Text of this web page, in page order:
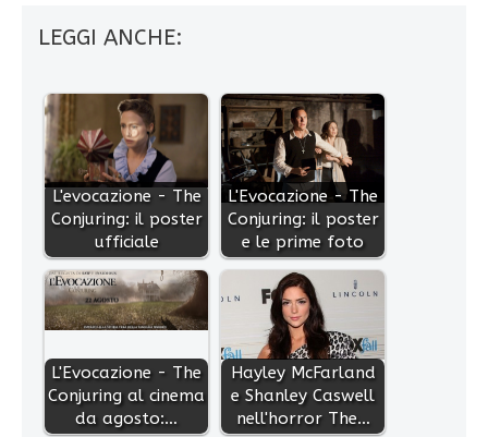
LEGGI ANCHE:
L'evocazione - The
Conjuring: il poster
ufficiale
L'Evocazione - The
Conjuring: il poster
e le prime foto
L'Evocazione - The
Conjuring al cinema
da agosto:…
Hayley McFarland
e Shanley Caswell
nell'horror The…